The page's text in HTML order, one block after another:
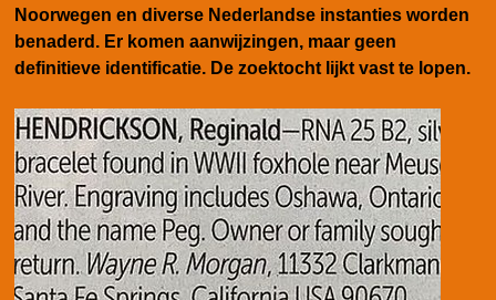
Noorwegen en diverse Nederlandse instanties worden
benaderd. Er komen aanwijzingen, maar geen
definitieve identificatie. De zoektocht lijkt vast te lopen.